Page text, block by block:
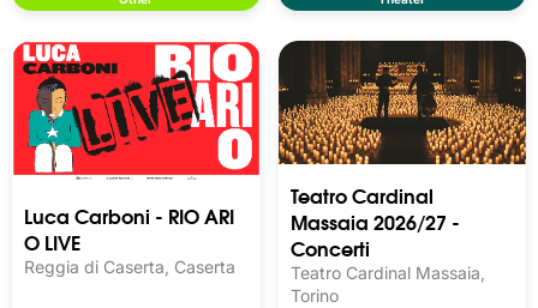
Luca Carboni - RIO ARI
O LIVE
Reggia di Caserta, Caserta
Teatro Cardinal
Massaia 2026/27 -
Concerti
Teatro Cardinal Massaia,
Torino